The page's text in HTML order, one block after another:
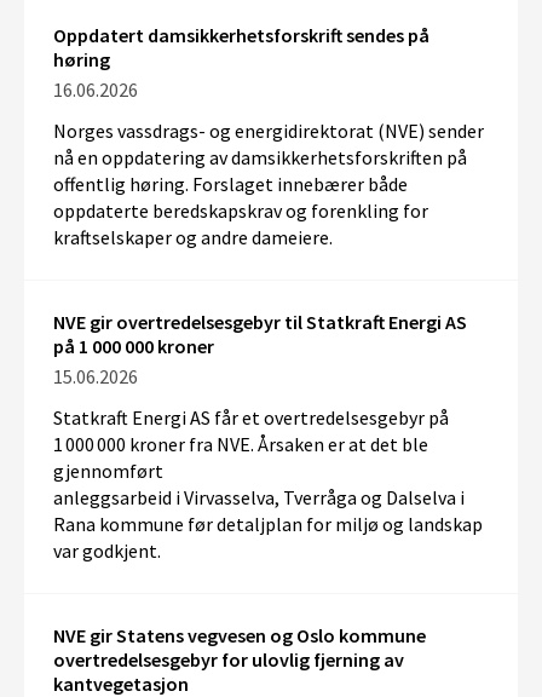
Oppdatert damsikkerhetsforskrift sendes på
høring
16.06.2026
Norges vassdrags- og energidirektorat (NVE) sender
nå en oppdatering av damsikkerhetsforskriften på
offentlig høring. Forslaget innebærer både
oppdaterte beredskapskrav og forenkling for
kraftselskaper og andre dameiere.
NVE gir overtredelsesgebyr til Statkraft Energi AS
på 1 000 000 kroner
15.06.2026
Statkraft EnergiAS fåret overtredelsesgebyr på
1 000 000 kroner fra NVE. Årsaken er at det ble
gjennomført
anleggsarbeid iVirvasselva, Tverråga og Dalselva i
Rana kommune før detaljplan for miljø og landskap
var godkjent.
NVE gir Statens vegvesen og Oslo kommune
overtredelsesgebyr for ulovlig fjerning av
kantvegetasjon